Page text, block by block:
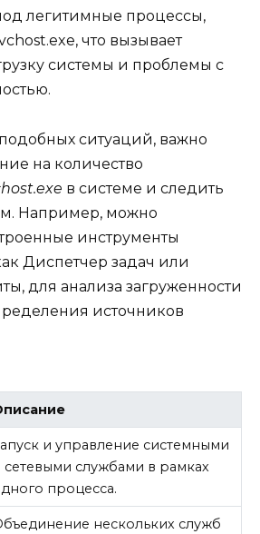
легитимные процессы,
что вызывает
системы и проблемы с
ситуаций, важно
на количество
в системе и следить
Например, можно
инструменты
Диспетчер задач или
для анализа загруженности
источников
и управление системными
сетевыми службами в рамках
процесса.
нескольких служб